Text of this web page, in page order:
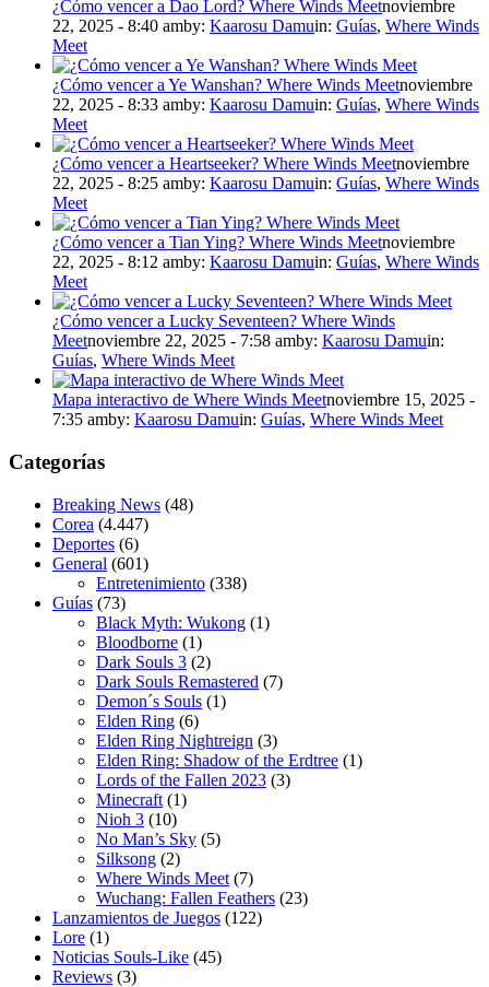
¿Cómo vencer a Dao Lord? Where Winds Meetnoviembre
22, 2025 - 8:40 amby: Kaarosu Damuin: Guías, Where Winds
Meet
¿Cómo vencer a Ye Wanshan? Where Winds Meetnoviembre
22, 2025 - 8:33 amby: Kaarosu Damuin: Guías, Where Winds
Meet
¿Cómo vencer a Heartseeker? Where Winds Meetnoviembre
22, 2025 - 8:25 amby: Kaarosu Damuin: Guías, Where Winds
Meet
¿Cómo vencer a Tian Ying? Where Winds Meetnoviembre
22, 2025 - 8:12 amby: Kaarosu Damuin: Guías, Where Winds
Meet
¿Cómo vencer a Lucky Seventeen? Where Winds
Meetnoviembre 22, 2025 - 7:58 amby: Kaarosu Damuin:
Guías, Where Winds Meet
Mapa interactivo de Where Winds Meetnoviembre 15, 2025 -
7:35 amby: Kaarosu Damuin: Guías, Where Winds Meet
Categorías
Breaking News (48)
Corea (4.447)
Deportes (6)
General (601)
Entretenimiento (338)
Guías (73)
Black Myth: Wukong (1)
Bloodborne (1)
Dark Souls 3 (2)
Dark Souls Remastered (7)
Demon´s Souls (1)
Elden Ring (6)
Elden Ring Nightreign (3)
Elden Ring: Shadow of the Erdtree (1)
Lords of the Fallen 2023 (3)
Minecraft (1)
Nioh 3 (10)
No Man’s Sky (5)
Silksong (2)
Where Winds Meet (7)
Wuchang: Fallen Feathers (23)
Lanzamientos de Juegos (122)
Lore (1)
Noticias Souls-Like (45)
Reviews (3)